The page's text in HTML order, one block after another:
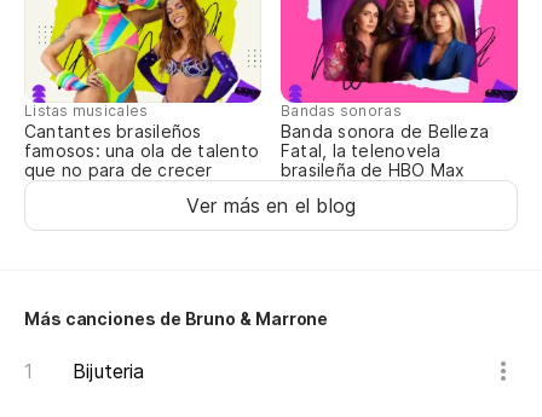
Listas musicales
Cantantes brasileños
famosos: una ola de talento
que no para de crecer
Bandas sonoras
Banda sonora de Belleza
Fatal, la telenovela
brasileña de HBO Max
Ver más en el blog
Más canciones de Bruno & Marrone
Bijuteria